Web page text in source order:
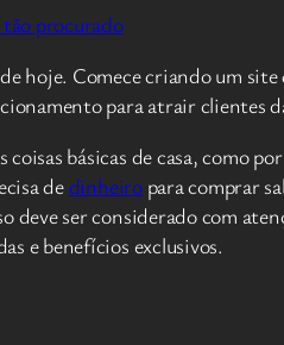
hoje. Comece criando um
para atrair clientes
básicas de casa, como
dedinheiropara comprar
ser considerado com
e benefícios exclusivos.